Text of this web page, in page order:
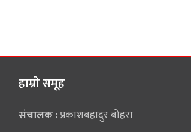
हाम्राे समूह
संचालक :प्रकाशबहादुर बोहरा